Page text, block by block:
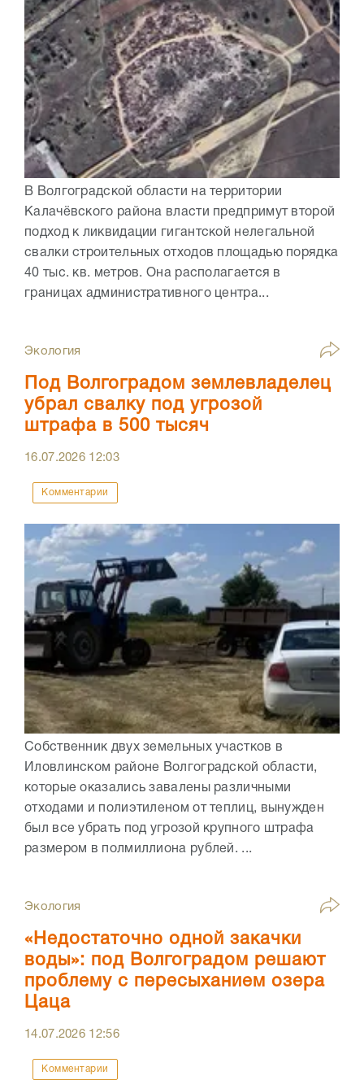
В Волгоградской области на территории
Калачёвского района власти предпримут второй
подход к ликвидации гигантской нелегальной
свалки строительных отходов площадью порядка
40 тыс. кв. метров. Она располагается в
границах административного центра...
Экология
Под Волгоградом землевладелец
убрал свалку под угрозой
штрафа в 500 тысяч
16.07.2026 12:03
Комментарии
Собственник двух земельных участков в
Иловлинском районе Волгоградской области,
которые оказались завалены различными
отходами и полиэтиленом от теплиц, вынужден
был все убрать под угрозой крупного штрафа
размером в полмиллиона рублей. ...
Экология
«Недостаточно одной закачки
воды»: под Волгоградом решают
проблему с пересыханием озера
Цаца
14.07.2026 12:56
Комментарии